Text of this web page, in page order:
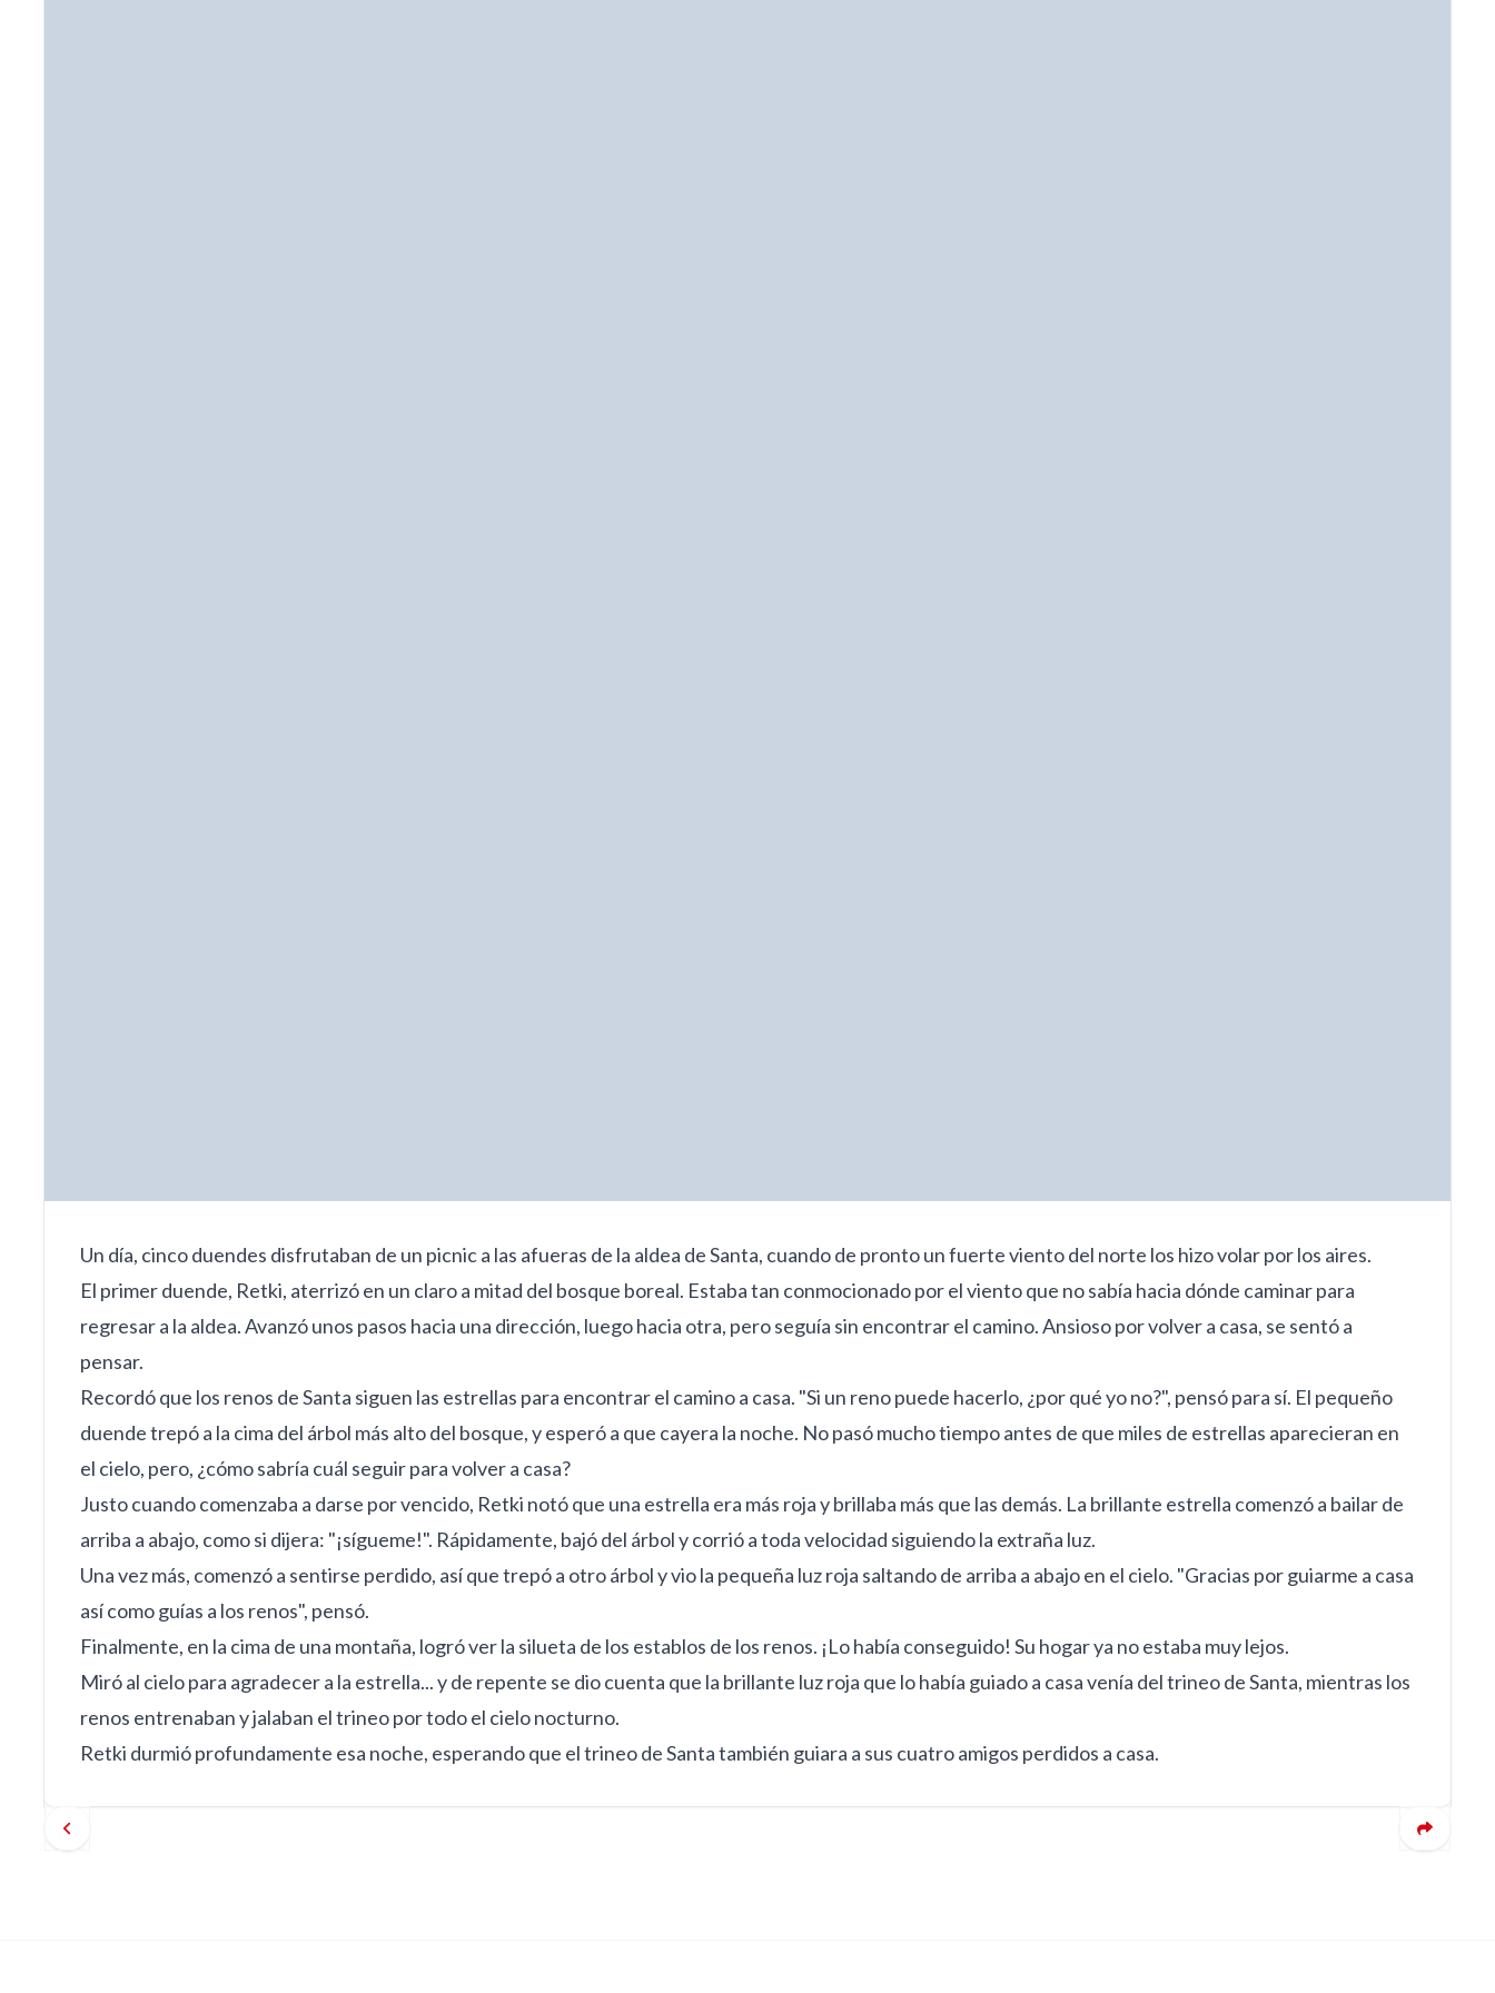
Un día, cinco duendes disfrutaban de un picnic a las afueras de la aldea de Santa, cuando de pronto un fuerte viento del norte los hizo volar por los aires.
El primer duende, Retki, aterrizó en un claro a mitad del bosque boreal. Estaba tan conmocionado por el viento que no sabía hacia dónde caminar para
regresar a la aldea. Avanzó unos pasos hacia una dirección, luego hacia otra, pero seguía sin encontrar el camino. Ansioso por volver a casa, se sentó a
pensar.
Recordó que los renos de Santa siguen las estrellas para encontrar el camino a casa. "Si un reno puede hacerlo, ¿por qué yo no?", pensó para sí. El pequeño
duende trepó a la cima del árbol más alto del bosque, y esperó a que cayera la noche. No pasó mucho tiempo antes de que miles de estrellas aparecieran en
el cielo, pero, ¿cómo sabría cuál seguir para volver a casa?
Justo cuando comenzaba a darse por vencido, Retki notó que una estrella era más roja y brillaba más que las demás. La brillante estrella comenzó a bailar de
arriba a abajo, como si dijera: "¡sígueme!". Rápidamente, bajó del árbol y corrió a toda velocidad siguiendo la extraña luz.
Una vez más, comenzó a sentirse perdido, así que trepó a otro árbol y vio la pequeña luz roja saltando de arriba a abajo en el cielo. "Gracias por guiarme a casa
así como guías a los renos", pensó.
Finalmente, en la cima de una montaña, logró ver la silueta de los establos de los renos. ¡Lo había conseguido! Su hogar ya no estaba muy lejos.
Miró al cielo para agradecer a la estrella... y de repente se dio cuenta que la brillante luz roja que lo había guiado a casa venía del trineo de Santa, mientras los
renos entrenaban y jalaban el trineo por todo el cielo nocturno.
Retki durmió profundamente esa noche, esperando que el trineo de Santa también guiara a sus cuatro amigos perdidos a casa.